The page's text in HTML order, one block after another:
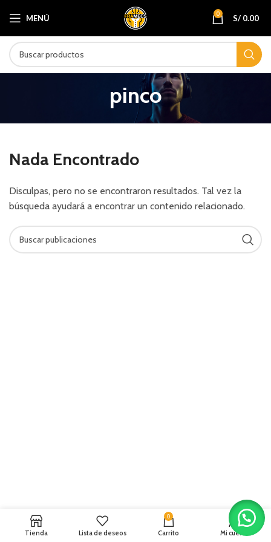
MENÚ 0 S/ 0.00
pinco
Nada Encontrado
Disculpas, pero no se encontraron resultados. Tal vez la
búsqueda ayudará a encontrar un contenido relacionado.
Tienda Lista de deseos
0
Carrito Mi cuenta